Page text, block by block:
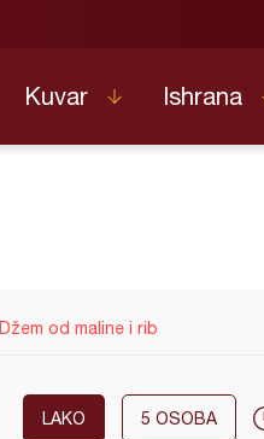
Kuvar Ishrana
Džem od maline i rib
LAKO 5 OSOBA